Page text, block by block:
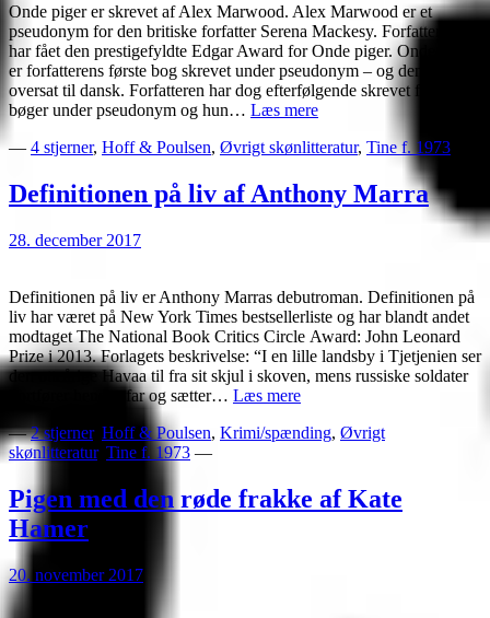
Onde piger er skrevet af Alex Marwood. Alex Marwood er et
pseudonym for den britiske forfatter Serena Mackesy. Forfatteren
har fået den prestigefyldte Edgar Award for Onde piger. Onde piger
er forfatterens første bog skrevet under pseudonym – og den første
oversat til dansk. Forfatteren har dog efterfølgende skrevet flere
bøger under pseudonym og hun… Læs mereOnde
af
Marwood
— 4 stjerner, Hoff & Poulsen, Øvrigt skønlitteratur, Tine f. 1973
Definitionen på liv af Anthony Marra
28. december 2017
Definitionen på liv er Anthony Marras debutroman. Definitionen på
liv har været på New York Times bestsellerliste og har blandt andet
modtaget The National Book Critics Circle Award: John Leonard
Prize i 2013. Forlagets beskrivelse: “I en lille landsby i Tjetjenien ser
den otteårige Havaa til fra sit skjul i skoven, mens russiske soldater
bortfører hendes far og sætter… Læs mereDefinitionen
liv
Marra
—2 stjerner, Hoff & Poulsen, Krimi/spænding, Øvrigt
skønlitteratur, Tine f. 1973 —
Pigen med den røde frakke af Kate
Hamer
20. november 2017